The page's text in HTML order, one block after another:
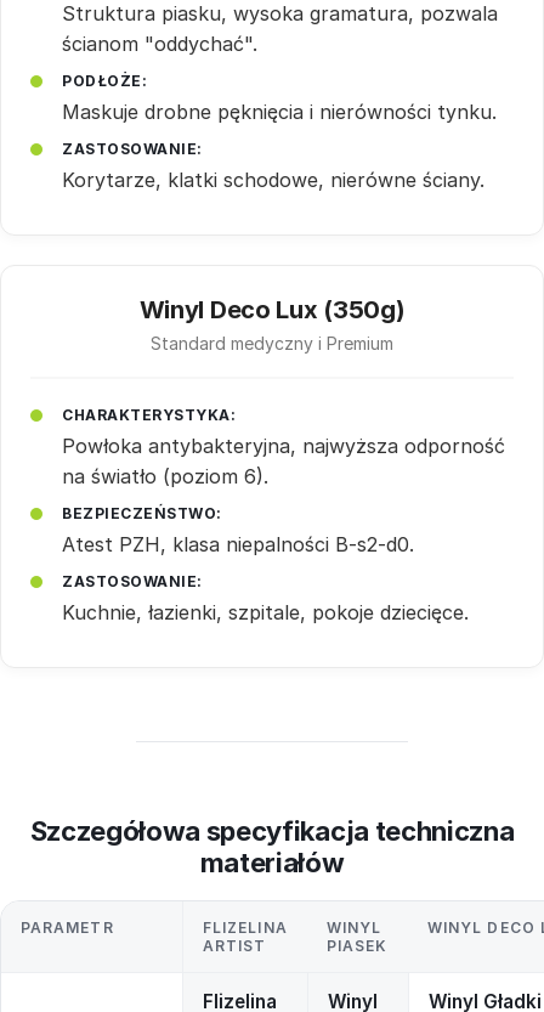
Struktura piasku, wysoka gramatura, pozwala
ścianom "oddychać".
PODŁOŻE:
Maskuje drobne pęknięcia i nierówności tynku.
ZASTOSOWANIE:
Korytarze, klatki schodowe, nierówne ściany.
Winyl Deco Lux (350g)
Standard medyczny i Premium
CHARAKTERYSTYKA:
Powłoka antybakteryjna, najwyższa odporność
na światło (poziom 6).
BEZPIECZEŃSTWO:
Atest PZH, klasa niepalności B-s2-d0.
ZASTOSOWANIE:
Kuchnie, łazienki, szpitale, pokoje dziecięce.
Szczegółowa specyfikacja techniczna
materiałów
PARAMETR
FLIZELINA
ARTIST
WINYL
PIASEK
WINYL DECO
Flizelina Winyl Winyl Gładki